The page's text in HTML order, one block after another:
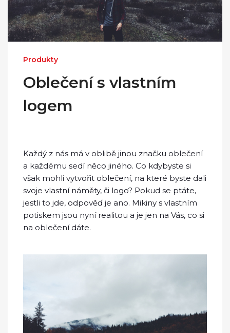
Produkty
Oblečení s vlastním
logem
Každý z nás má v oblibě jinou značku oblečení
a každému sedí něco jiného. Co kdybyste si
však mohli vytvořit oblečení, na které byste dali
svoje vlastní náměty, či logo? Pokud se ptáte,
jestli to jde, odpověď je ano. Mikiny s vlastním
potiskem jsou nyní realitou a je jen na Vás, co si
na oblečení dáte.